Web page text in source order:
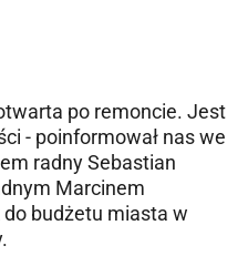
po remoncie. Jest
- poinformował nas we
radny Sebastian
Marcinem
do budżetu miasta w